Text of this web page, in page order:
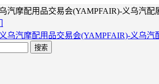
汽摩配用品交易会(YAMPFAIR)-义乌汽配
搜索